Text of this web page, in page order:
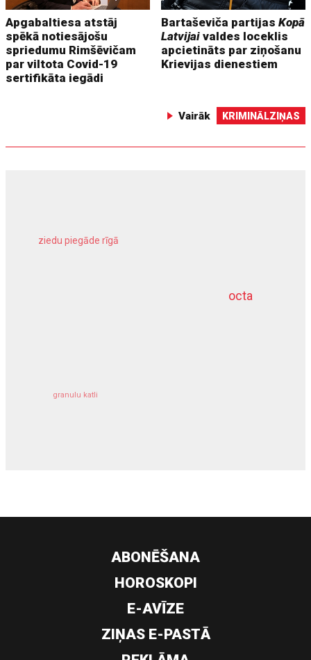
Apgabaltiesa atstāj
spēkā notiesājošu
spriedumu Rimšēvičam
par viltota Covid-19
sertifikāta iegādi
Bartaševiča partijasKopā
Latvijai valdes loceklis
apcietināts par ziņošanu
Krievijas dienestiem
Vairāk KRIMINĀLZIŅAS
octa
ziedu piegāde rīgā
granulu katli
dziļurbums
ABONĒŠANA
HOROSKOPI
E-AVĪZE
ZIŅAS E-PASTĀ